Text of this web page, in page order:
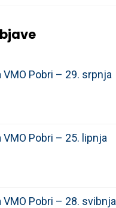
Pobri – 29. srpnja
Pobri – 25. lipnja
Pobri – 28. svibnja